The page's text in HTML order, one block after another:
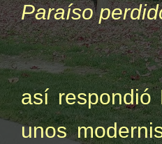
Paraíso
así respondió
unos